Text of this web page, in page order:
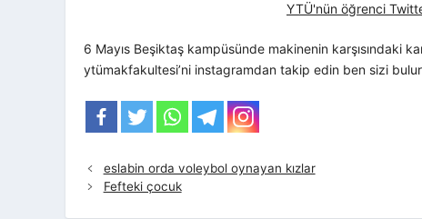
YTÜ'nün öğrenci
6 Mayıs Beşiktaş kampüsünde makinenin karşısındaki
ytümakfakultesi’ni instagramdan takip edin ben sizi
eslabin orda voleybol oynayan kızlar
Fefteki çocuk